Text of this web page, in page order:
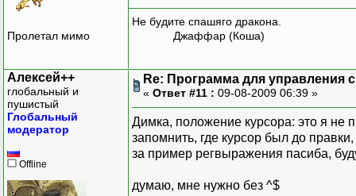
Пролетал мимо
Не будите спашяго дракона.
Джаффар (Коша)
Алексей++
глобальный и
пушистый
Глобальный
модератор
Offline
Re: Программа для управления
« Ответ #11 : 09-08-2009 06:39 »
Димка, положение курсора: это я не
запомнить, где курсор был до
за пример регвыражения пасиба,
думаю, мне нужно без ^$